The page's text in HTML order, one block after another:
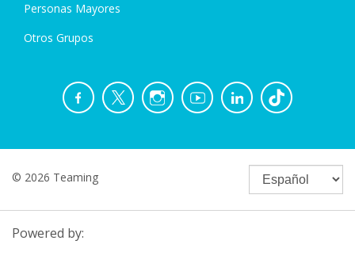
Personas Mayores
Otros Grupos
© 2026 Teaming
Powered by: